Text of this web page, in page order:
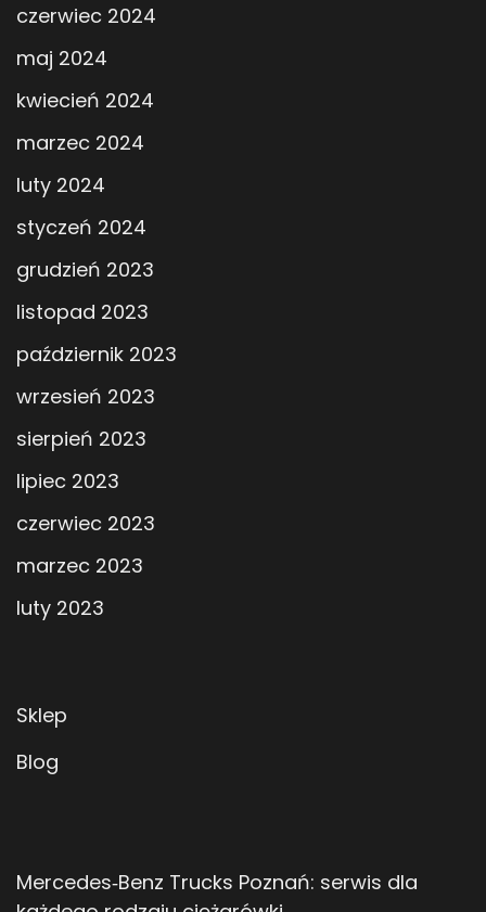
czerwiec 2024
maj 2024
kwiecień 2024
marzec 2024
luty 2024
styczeń 2024
grudzień 2023
listopad 2023
październik 2023
wrzesień 2023
sierpień 2023
lipiec 2023
czerwiec 2023
marzec 2023
luty 2023
Sklep
Blog
Mercedes‑Benz Trucks Poznań: serwis dla